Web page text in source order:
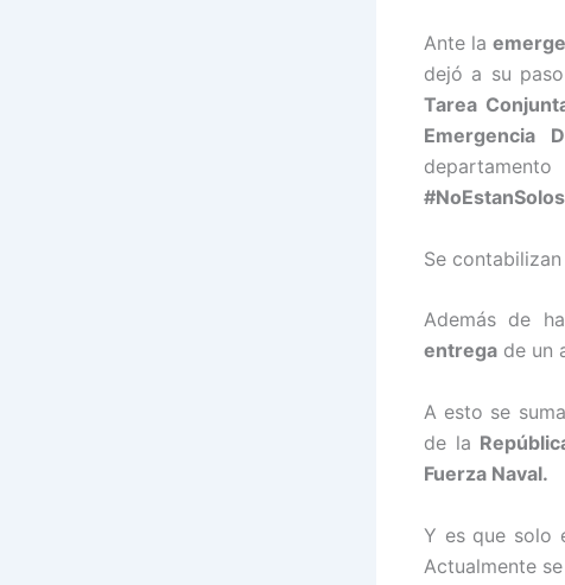
Ante la
dejó a su
Tarea
Emergencia
Se contabilizan
Además de
entrega de un
A esto se suma
de la
Fuerza Naval.
Y es que solo
Actualmente